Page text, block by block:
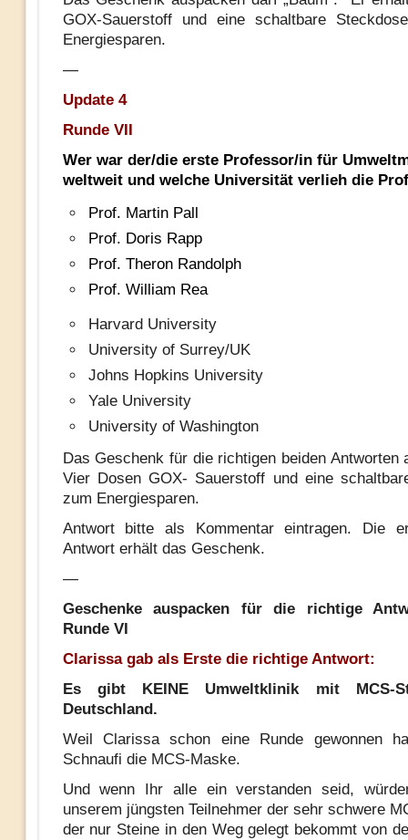
GOX-Sauerstoff und eine schaltbare
Energiesparen.
—
Update 4
Runde VII
Wer war der/die erste Professor/in für
weltweit und welche Universität verlieh die
Prof. Martin Pall
Prof. Doris Rapp
Prof. Theron Randolph
Prof. William Rea
Harvard University
University of Surrey/UK
Johns Hopkins University
Yale University
University of Washington
Das Geschenk für die richtigen beiden Antworten
Vier Dosen GOX- Sauerstoff und eine
zum Energiesparen.
Antwort bitte als Kommentar eintragen. Die
Antwort erhält das Geschenk.
—
Geschenke auspacken für die richtige
Runde VI
Clarissa gab als Erste die richtige Antwort:
Es gibt KEINE Umweltklinik mit MCS-
Deutschland.
Weil Clarissa schon eine Runde gewonnen
Schnaufi die MCS-Maske.
Und wenn Ihr alle ein verstanden seid,
unserem jüngsten Teilnehmer der sehr schwere
der nur Steine in den Weg gelegt bekommt von